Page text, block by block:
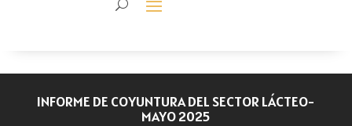
INFORME DE COYUNTURA DEL SECTOR LÁCTEO-
MAYO 2025